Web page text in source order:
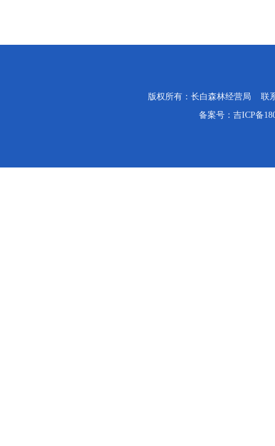
版权所有：长白森林经营局 联
备案号： 吉ICP备